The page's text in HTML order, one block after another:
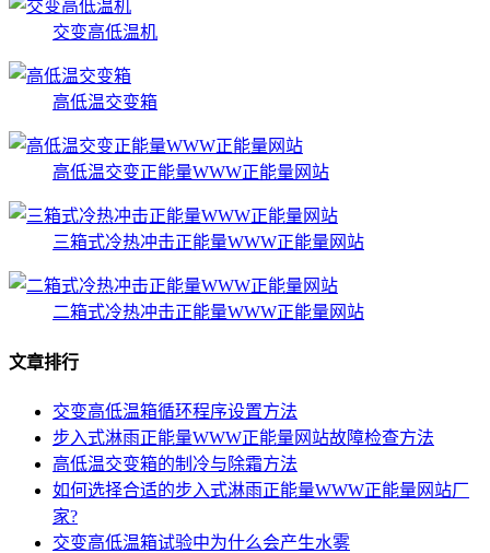
交变高低温机
高低温交变箱
高低温交变正能量WWW正能量网站
三箱式冷热冲击正能量WWW正能量网站
二箱式冷热冲击正能量WWW正能量网站
文章排行
交变高低温箱循环程序设置方法
步入式淋雨正能量WWW正能量网站故障检查方法
高低温交变箱的制冷与除霜方法
如何选择合适的步入式淋雨正能量WWW正能量网站厂
家?
交变高低温箱试验中为什么会产生水雾